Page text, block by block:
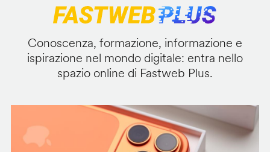
Conoscenza, formazione, informazione e
ispirazione nel mondo digitale: entra nello
spazio online di Fastweb Plus.